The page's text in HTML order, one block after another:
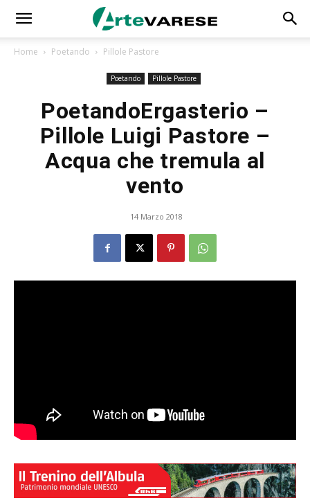
Home Poetando Pillole Pastore
Poetando Pillole Pastore
PoetandoErgasterio –
Pillole Luigi Pastore –
Acqua che tremula al
vento
14 Marzo 2018